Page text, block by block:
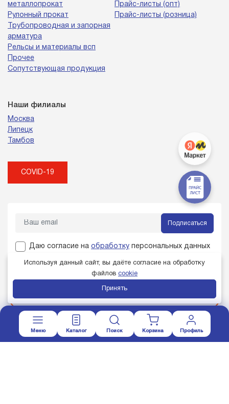
Меню Каталог Поиск Корзина Профиль
металлопрокат
Рулонный прокат
Трубопроводная и запорная
арматура
Рельсы и материалы всп
Прочее
Сопутствующая продукция
Прайс-листы (опт)
Прайс-листы (розница)
Наши филиалы
Москва
Липецк
Тамбов
COVID-19
Подписаться
Даю согласие на обработку персональных данных
Не нашли нужный металл в каталоге?
Звоните:+7 (4742) 232-787
Используя данный сайт, вы даёте согласие на обработку
файлов cookie
Принять